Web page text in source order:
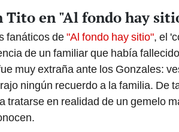
Tito en "Al fondo hay
fanáticos de"Al fondo hay sitio", el
de un familiar que había
muy extraña ante los Gonzales:
ningún recuerdo a la familia. De
tratarse en realidad de un gemelo